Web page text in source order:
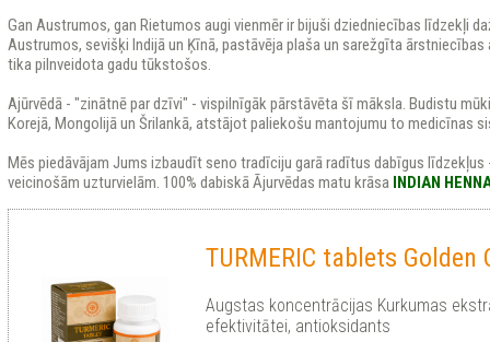
Gan Austrumos, gan Rietumos augi vienmēr ir bijuši dziedniecības līdzekļi
Austrumos, sevišķi Indijā un Ķīnā, pastāvēja plaša un sarežgīta
tika pilnveidota gadu tūkstošos.
Ajūrvēdā - "zinātnē par dzīvi" - vispilnīgāk pārstāvēta šī māksla. Budistu
Korejā, Mongolijā un Šrilankā, atstājot paliekošu mantojumu to medicīnas
Mēs piedāvājam Jums izbaudīt seno tradīciju garā radītus dabīgus
veicinošām uzturvielām. 100% dabiskā Ājurvēdas matu krāsa INDIAN
TURMERIC tablets Golden
Augstas koncentrācijas Kurkumas
efektivitātei, antioksidants